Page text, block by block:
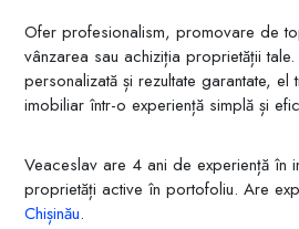
Ofer profesionalism, promovare de
vânzarea sau achiziția proprietății
personalizată și rezultate garantate, el
imobiliar într-o experiență simplă și
Veaceslav are 4 ani de experiență în
proprietăți active în portofoliu. Are
Chișinău.